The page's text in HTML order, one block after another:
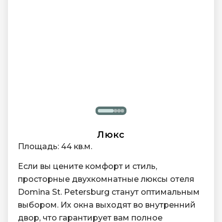
Люкс
Площадь: 44 кв.м.
Если вы цените комфорт и стиль,
просторные двухкомнатные люксы отеля
Domina St. Petersburg станут оптимальным
выбором. Их окна выходят во внутренний
двор, что гарантирует вам полное